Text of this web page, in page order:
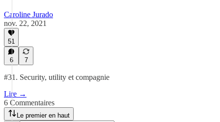
Caroline Jurado
nov. 22, 2021
51
6 7
#31. Security, utility et compagnie
Lire →
6 Commentaires
Le premier en haut